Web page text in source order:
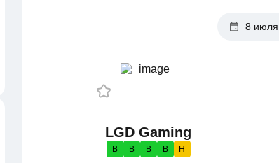
8 июля
LGD Gaming
В В В В Н